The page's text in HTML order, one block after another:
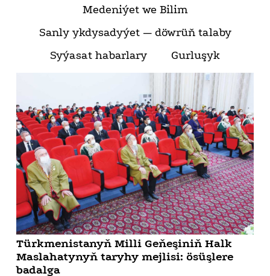
Medeniýet we Bilim
Sanly ykdysadyýet — döwrüň talaby
Syýasat habarlary
Gurluşyk
Türkmenistanyň Milli Geňeşiniň Halk
Maslahatynyň taryhy mejlisi: ösüşlere
badalga